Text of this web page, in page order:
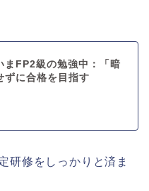
まFP2級の勉強中：「暗
ずに合格を目指す
研修をしっかりと済ま